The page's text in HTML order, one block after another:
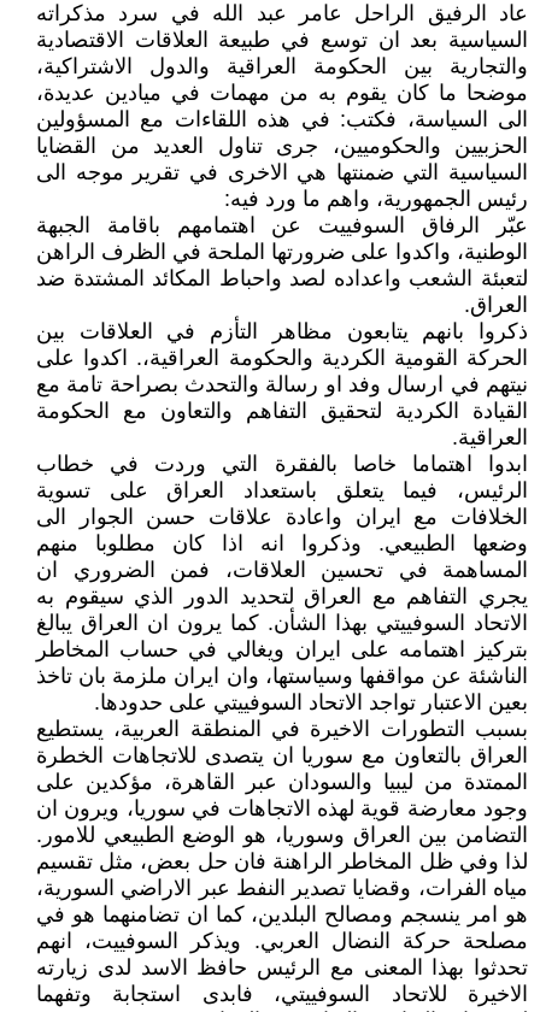
عاد الرفيق الراحل عامر عبد الله في سرد مذكراته
السياسية بعد ان توسع في طبيعة العلاقات الاقتصادية
والتجارية بين الحكومة العراقية والدول الاشتراكية،
موضحا ما كان يقوم به من مهمات في ميادين عديدة،
الى السياسة، فكتب: في هذه اللقاءات مع المسؤولين
الحزبيين والحكوميين، جرى تناول العديد من القضايا
السياسية التي ضمنتها هي الاخرى في تقرير موجه الى
رئيس الجمهورية، واهم ما ورد فيه:
عبّر الرفاق السوفييت عن اهتمامهم باقامة الجبهة
الوطنية، واكدوا على ضرورتها الملحة في الظرف الراهن
لتعبئة الشعب واعداده لصد واحباط المكائد المشتدة ضد
العراق.
ذكروا بانهم يتابعون مظاهر التأزم في العلاقات بين
الحركة القومية الكردية والحكومة العراقية،. اكدوا على
نيتهم في ارسال وفد او رسالة والتحدث بصراحة تامة مع
القيادة الكردية لتحقيق التفاهم والتعاون مع الحكومة
العراقية.
ابدوا اهتماما خاصا بالفقرة التي وردت في خطاب
الرئيس، فيما يتعلق باستعداد العراق على تسوية
الخلافات مع ايران واعادة علاقات حسن الجوار الى
وضعها الطبيعي. وذكروا انه اذا كان مطلوبا منهم
المساهمة في تحسين العلاقات، فمن الضروري ان
يجري التفاهم مع العراق لتحديد الدور الذي سيقوم به
الاتحاد السوفييتي بهذا الشأن. كما يرون ان العراق يبالغ
بتركيز اهتمامه على ايران ويغالي في حساب المخاطر
الناشئة عن مواقفها وسياستها، وان ايران ملزمة بان تاخذ
بعين الاعتبار تواجد الاتحاد السوفييتي على حدودها.
بسبب التطورات الاخيرة في المنطقة العربية، يستطيع
العراق بالتعاون مع سوريا ان يتصدى للاتجاهات الخطرة
الممتدة من ليبيا والسودان عبر القاهرة، مؤكدين على
وجود معارضة قوية لهذه الاتجاهات في سوريا، ويرون ان
التضامن بين العراق وسوريا، هو الوضع الطبيعي للامور.
لذا وفي ظل المخاطر الراهنة فان حل بعض، مثل تقسيم
مياه الفرات، وقضايا تصدير النفط عبر الاراضي السورية،
هو امر ينسجم ومصالح البلدين، كما ان تضامنهما هو في
مصلحة حركة النضال العربي. ويذكر السوفييت، انهم
تحدثوا بهذا المعنى مع الرئيس حافظ الاسد لدى زيارته
الاخيرة للاتحاد السوفييتي، فابدى استجابة وتفهما